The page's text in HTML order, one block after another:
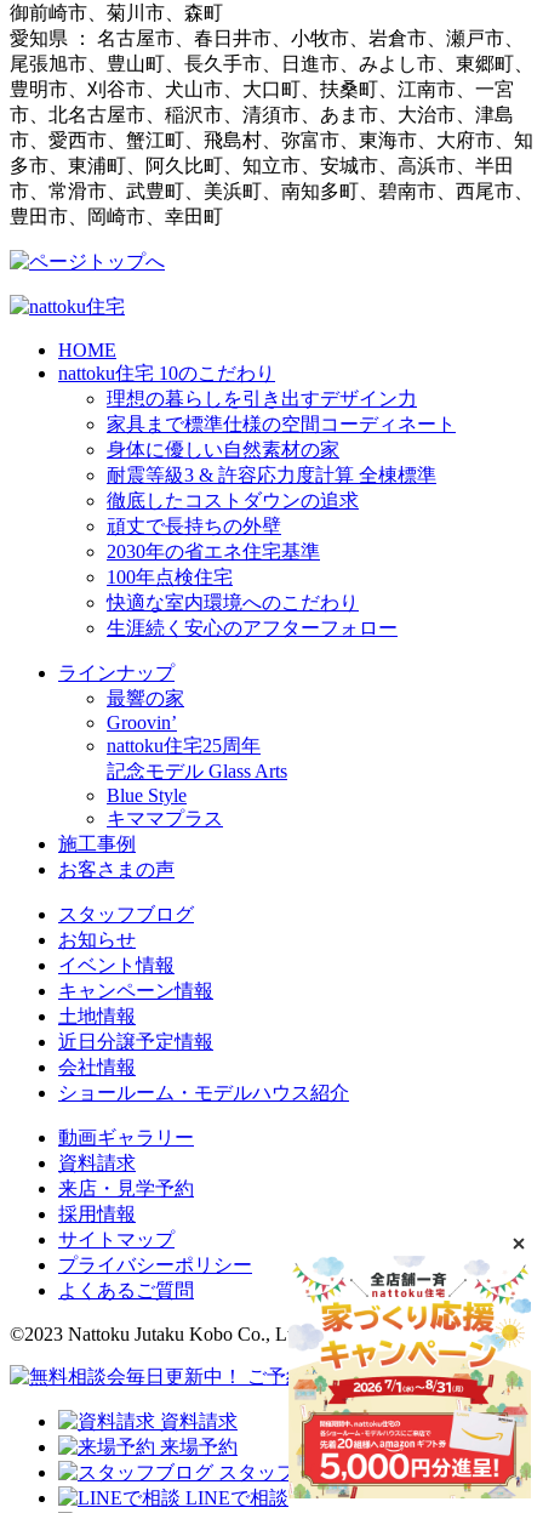
御前崎市、菊川市、森町
愛知県 ： 名古屋市、春日井市、小牧市、岩倉市、瀬戸市、
尾張旭市、豊山町、長久手市、日進市、みよし市、東郷町、
豊明市、刈谷市、犬山市、大口町、扶桑町、江南市、一宮
市、北名古屋市、稲沢市、清須市、あま市、大治市、津島
市、愛西市、蟹江町、飛島村、弥富市、東海市、大府市、知
多市、東浦町、阿久比町、知立市、安城市、高浜市、半田
市、常滑市、武豊町、美浜町、南知多町、碧南市、西尾市、
豊田市、岡崎市、幸田町
HOME
nattoku住宅 10のこだわり
理想の暮らしを引き出すデザイン力
家具まで標準仕様の空間コーディネート
身体に優しい自然素材の家
耐震等級3 & 許容応力度計算 全棟標準
徹底したコストダウンの追求
頑丈で長持ちの外壁
2030年の省エネ住宅基準
100年点検住宅
快適な室内環境へのこだわり
生涯続く安心のアフターフォロー
ラインナップ
最響の家
Groovin’
nattoku住宅25周年
記念モデル Glass Arts
Blue Style
キママプラス
施工事例
お客さまの声
スタッフブログ
お知らせ
イベント情報
キャンペーン情報
土地情報
近日分譲予定情報
会社情報
ショールーム・モデルハウス紹介
動画ギャラリー
資料請求
来店・見学予約
採用情報
サイトマップ
プライバシーポリシー
よくあるご質問
©2023 Nattoku Jutaku Kobo Co., Ltd.
資料請求
来場予約
スタッフブログ
LINEで相談